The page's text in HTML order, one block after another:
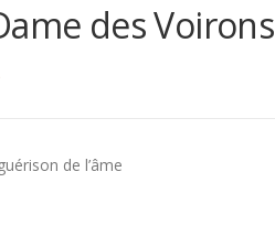
des Voirons
de l’âme